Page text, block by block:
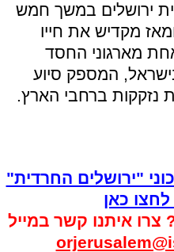
ירושלים במשך חמש
בין 2003 ל-2008, ומאז מקדיש את חייו
מארגוני החסד
המספק סיוע
נזקקות ברחבי הארץ.
"ירושלים החרדית"
כאן
צרו איתנו קשר במייל